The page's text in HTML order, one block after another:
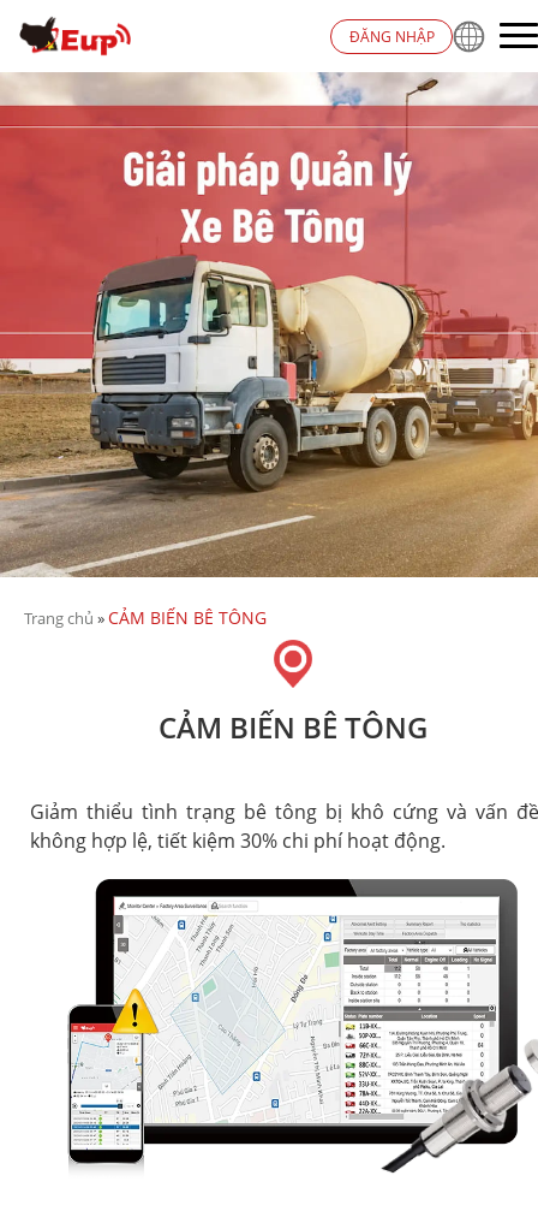
ĐĂNG NHẬP
Trang chủ »CẢM BIẾN BÊ TÔNG
CẢM BIẾN BÊ TÔNG
Giảm thiểu tình trạng bê tông bị khô cứng và vấn
không hợp lệ, tiết kiệm 30% chi phí hoạt động.